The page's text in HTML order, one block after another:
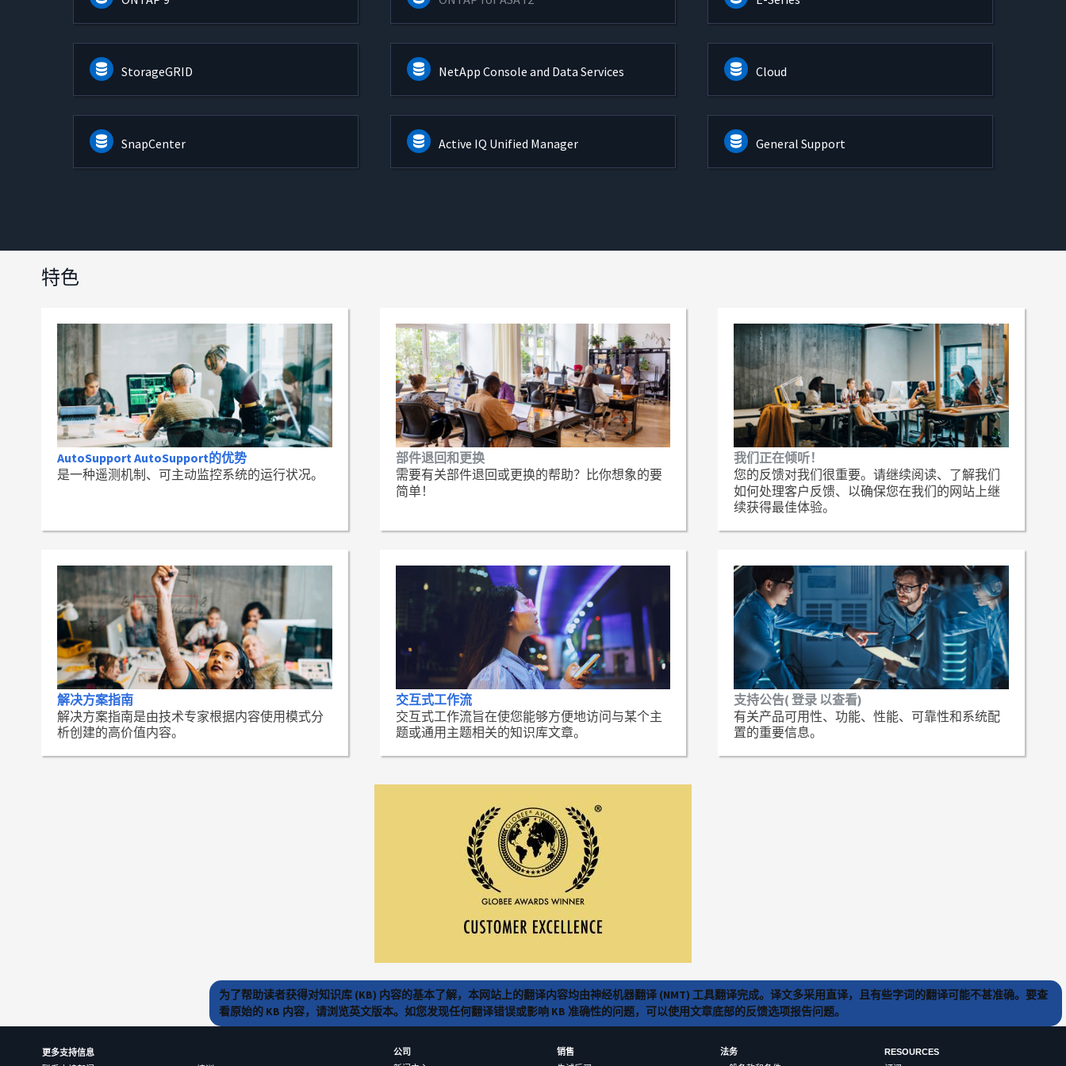
StorageGRID NetApp Console and Data Services Cloud
SnapCenter Active IQ Unified Manager General Support
特色
AutoSupport AutoSupport的优势
是一种遥测机制、可主动监控系统的运行状况。
部件退回和更换
需要有关部件退回或更换的帮助？比你想象的要
简单！
我们正在倾听！
您的反馈对我们很重要。请继续阅读、了解我们
如何处理客户反馈、以确保您在我们的网站上继
续获得最佳体验。
解决方案指南
解决方案指南是由技术专家根据内容使用模式分
析创建的高价值内容。
交互式工作流
交互式工作流旨在使您能够方便地访问与某个主
题或通用主题相关的知识库文章。
支持公告( 登录 以查看)
有关产品可用性、功能、性能、可靠性和系统配
置的重要信息。
为了帮助读者获得对知识库 (KB) 内容的基本了解，本网站上的翻译内容均由神经机器翻译 (NMT) 工具翻译完成。译文多采用直译，且有些字词的翻译可能不甚准确。要查
看原始的 KB 内容，请浏览英文版本。如您发现任何翻译错误或影响 KB 准确性的问题，可以使用文章底部的反馈选项报告问题。
更多支持信息
公司
销售
法务
RESOURCES